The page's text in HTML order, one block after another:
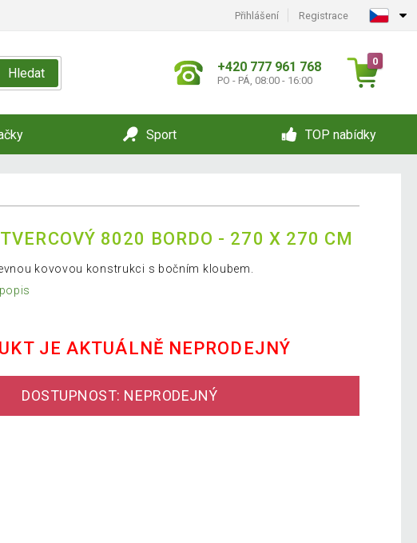
Přihlášení Registrace
Hledat +420 777 961 768
PO - PÁ, 08:00 - 16:00
0
Sport TOP nabídky
8020 BORDO - 270 X 270 CM
kovovou konstrukci s bočním kloubem.
JE AKTUÁLNĚ NEPRODEJNÝ
DOSTUPNOST: NEPRODEJNÝ